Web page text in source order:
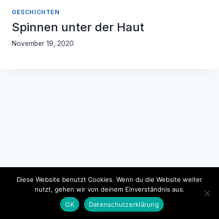
GESCHICHTEN
Spinnen unter der Haut
November 19, 2020
Impressum Datenschutzerklärung
Diese Website benutzt Cookies. Wenn du die Website weiter
nutzt, gehen wir von deinem Einverständnis aus.
OK
Datenschutzerklärung